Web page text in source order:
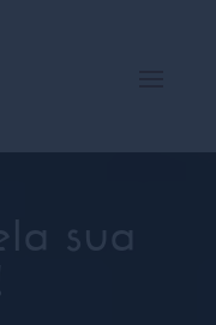
sua